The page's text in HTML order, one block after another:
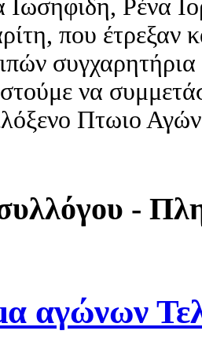
Ρένα
που έτρεξαν
να
Πτωιο
-
αγώνων